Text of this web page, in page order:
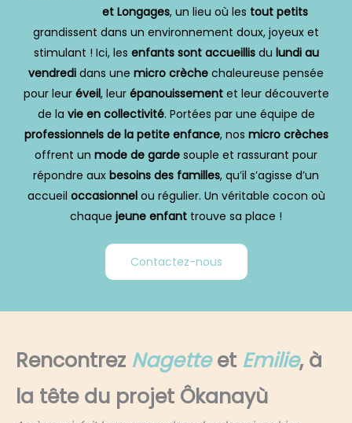
et Longages, un lieu où les tout petits
grandissent dans un environnement doux, joyeux et
stimulant ! Ici, les enfants sont accueillisdu lundi au
vendredi dans une micro crèche chaleureuse pensée
pour leur éveil, leur épanouissementet leur découverte
de la vie en collectivité. Portées par une équipe de
professionnels de la petite enfance, nos micro crèches
offrent un mode de garde souple et rassurant pour
répondre aux besoins des familles, qu’il s’agisse d’un
accueil occasionnelou régulier. Un véritable cocon où
chaque jeune enfant trouve sa place !
Contactez-nous
Rencontrez Nagetteet Emilie, à
la tête du projet Ôkanayù